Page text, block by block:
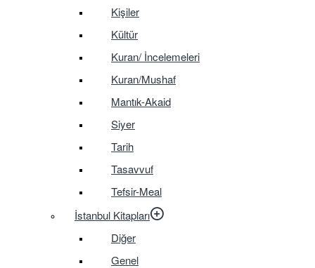
Kişiler
Kültür
Kuran/ İncelemeleri
Kuran/Mushaf
Mantık-Akaid
Siyer
Tarih
Tasavvuf
Tefsir-Meal
İstanbul Kitapları
Diğer
Genel